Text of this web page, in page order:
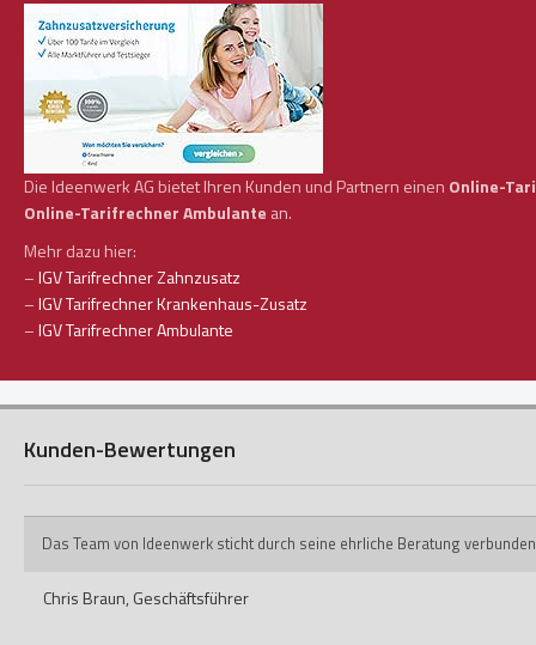
Die Ideenwerk AG bietet Ihren Kunden und Partnern einen Online-
Online-Tarifrechner Ambulante an.
Mehr dazu hier:
–IGV Tarifrechner Zahnzusatz
–IGV Tarifrechner Krankenhaus-Zusatz
–IGV Tarifrechner Ambulante
Kunden-Bewertungen
Das Team von Ideenwerk sticht durch seine ehrliche Beratung
Chris Braun, Geschäftsführer